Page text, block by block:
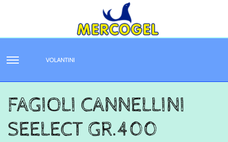
VOLANTINI
FAGIOLI CANNELLINI
SEELECT GR.400